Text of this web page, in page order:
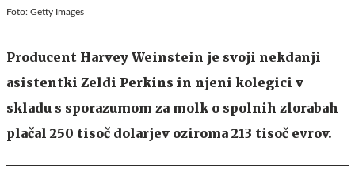
Foto: Getty Images
Producent Harvey Weinstein je svoji nekdanji
asistentki Zeldi Perkins in njeni kolegici v
skladu s sporazumom za molk o spolnih zlorabah
plačal 250 tisoč dolarjev oziroma 213 tisoč evrov.